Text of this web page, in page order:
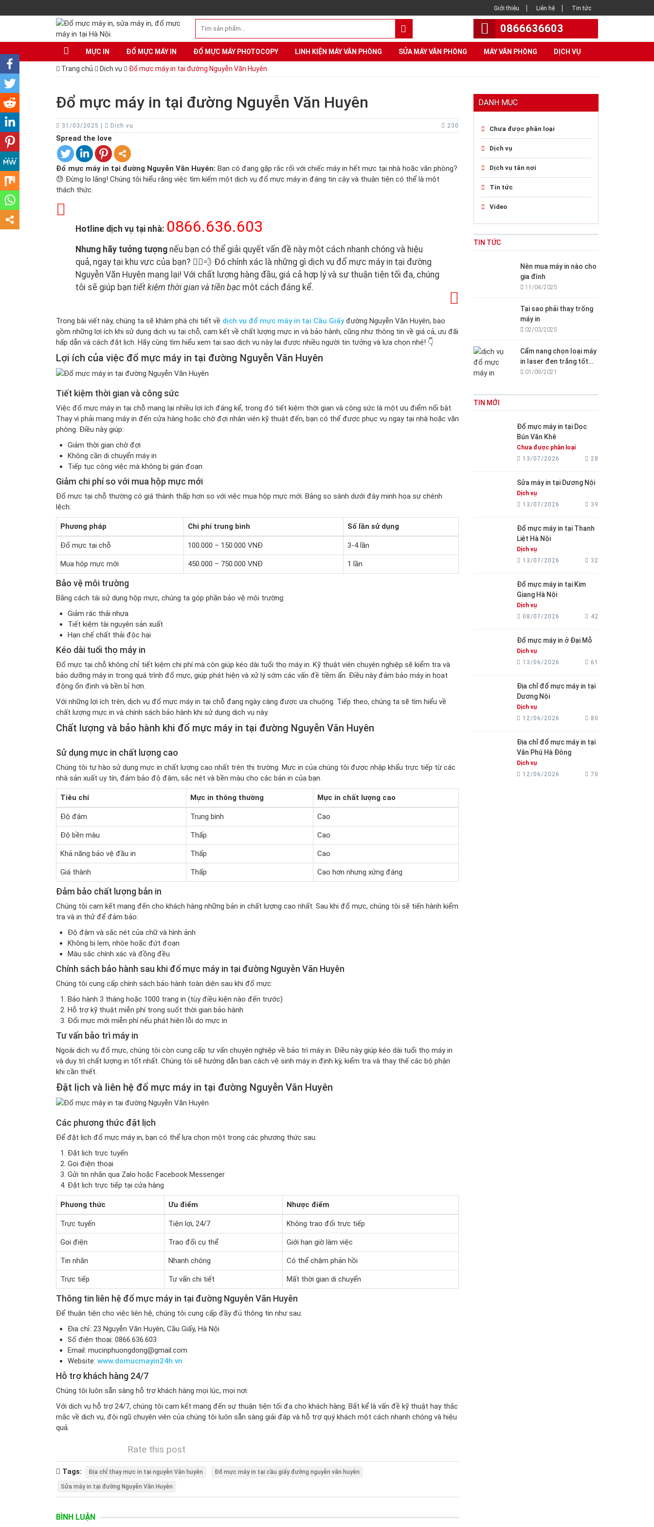
Giới thiệu Liên hệ Tin tức
0866636603
MỰC IN ĐỔ MỰC MÁY IN ĐỔ MỰC MÁY PHOTOCOPY LINH KIỆN MÁY VĂN PHÒNG SỬA MÁY VĂN PHÒNG MÁY VĂN PHÒNG DỊCH VỤ
Trang chủ Dịch vụ Đổ mực máy in tại đường Nguyễn Văn Huyên
Đổ mực máy in tại đường Nguyễn Văn Huyên
31/03/2025 | Dịch vụ 230
Spread the love
Đổ mực máy in tại đường Nguyễn Văn Huyên: Bạn có đang gặp rắc rối với chiếc máy in hết mực tại nhà hoặc văn phòng?
😓 Đừng lo lắng! Chúng tôi hiểu rằng việc tìm kiếm một dịch vụ đổ mực máy in đáng tin cậy và thuận tiện có thể là một
thách thức.
Hotline dịch vụ tại nhà: 0866.636.603
Nhưng hãy tưởng tượngnếu bạn có thể giải quyết vấn đề này một cách nhanh chóng và hiệu
quả, ngay tại khu vực của bạn? 🏃‍♂️💨 Đó chính xác là những gì dịch vụ đổ mực máy in tại đường
Nguyễn Văn Huyên mang lại! Với chất lượng hàng đầu, giá cả hợp lý và sự thuận tiện tối đa, chúng
tôi sẽ giúp bạn tiết kiệm thời gian và tiền bạcmột cách đáng kể.
Trong bài viết này, chúng ta sẽ khám phá chi tiết về dịch vụ đổ mực máy in tại Cầu Giấyđường Nguyễn Văn Huyên, bao
gồm những lợi ích khi sử dụng dịch vụ tại chỗ, cam kết về chất lượng mực in và bảo hành, cũng như thông tin về giá cả, ưu đãi
hấp dẫn và cách đặt lịch. Hãy cùng tìm hiểu xem tại sao dịch vụ này lại được nhiều người tin tưởng và lựa chọn nhé! 👇
Lợi ích của việc đổ mực máy in tại đường Nguyễn Văn Huyên
Tiết kiệm thời gian và công sức
Việc đổ mực máy in tại chỗ mang lại nhiều lợi ích đáng kể, trong đó tiết kiệm thời gian và công sức là một ưu điểm nổi bật.
Thay vì phải mang máy in đến cửa hàng hoặc chờ đợi nhân viên kỹ thuật đến, bạn có thể được phục vụ ngay tại nhà hoặc văn
phòng. Điều này giúp:
Giảm thời gian chờ đợi
Không cần di chuyển máy in
Tiếp tục công việc mà không bị gián đoạn
Giảm chi phí so với mua hộp mực mới
Đổ mực tại chỗ thường có giá thành thấp hơn so với việc mua hộp mực mới. Bảng so sánh dưới đây minh họa sự chênh
lệch:
Phương pháp Chi phí trung bình Số lần sử dụng
Đổ mực tại chỗ 100.000 – 150.000 VNĐ 3-4 lần
Mua hộp mực mới 450.000 – 750.000 VNĐ 1 lần
Bảo vệ môi trường
Bằng cách tái sử dụng hộp mực, chúng ta góp phần bảo vệ môi trường:
Giảm rác thải nhựa
Tiết kiệm tài nguyên sản xuất
Hạn chế chất thải độc hại
Kéo dài tuổi thọ máy in
Đổ mực tại chỗ không chỉ tiết kiệm chi phí mà còn giúp kéo dài tuổi thọ máy in. Kỹ thuật viên chuyên nghiệp sẽ kiểm tra và
bảo dưỡng máy in trong quá trình đổ mực, giúp phát hiện và xử lý sớm các vấn đề tiềm ẩn. Điều này đảm bảo máy in hoạt
động ổn định và bền bỉ hơn.
Với những lợi ích trên, dịch vụ đổ mực máy in tại chỗ đang ngày càng được ưa chuộng. Tiếp theo, chúng ta sẽ tìm hiểu về
chất lượng mực in và chính sách bảo hành khi sử dụng dịch vụ này.
Chất lượng và bảo hành khi đổ mực máy in tại đường Nguyễn Văn Huyên
Sử dụng mực in chất lượng cao
Chúng tôi tự hào sử dụng mực in chất lượng cao nhất trên thị trường. Mực in của chúng tôi được nhập khẩu trực tiếp từ các
nhà sản xuất uy tín, đảm bảo độ đậm, sắc nét và bền màu cho các bản in của bạn.
Tiêu chí Mực in thông thường Mực in chất lượng cao
Độ đậm Trung bình Cao
Độ bền màu Thấp Cao
Khả năng bảo vệ đầu in Thấp Cao
Giá thành Thấp Cao hơn nhưng xứng đáng
Đảm bảo chất lượng bản in
Chúng tôi cam kết mang đến cho khách hàng những bản in chất lượng cao nhất. Sau khi đổ mực, chúng tôi sẽ tiến hành kiểm
tra và in thử để đảm bảo:
Độ đậm và sắc nét của chữ và hình ảnh
Không bị lem, nhòe hoặc đứt đoạn
Màu sắc chính xác và đồng đều
Chính sách bảo hành sau khi đổ mực máy in tại đường Nguyễn Văn Huyên
Chúng tôi cung cấp chính sách bảo hành toàn diện sau khi đổ mực:
Bảo hành 3 tháng hoặc 1000 trang in (tùy điều kiện nào đến trước)
Hỗ trợ kỹ thuật miễn phí trong suốt thời gian bảo hành
Đổi mực mới miễn phí nếu phát hiện lỗi do mực in
Tư vấn bảo trì máy in
Ngoài dịch vụ đổ mực, chúng tôi còn cung cấp tư vấn chuyên nghiệp về bảo trì máy in. Điều này giúp kéo dài tuổi thọ máy in
và duy trì chất lượng in tốt nhất. Chúng tôi sẽ hướng dẫn bạn cách vệ sinh máy in định kỳ, kiểm tra và thay thế các bộ phận
khi cần thiết.
Đặt lịch và liên hệ đổ mực máy in tại đường Nguyễn Văn Huyên
Các phương thức đặt lịch
Để đặt lịch đổ mực máy in, bạn có thể lựa chọn một trong các phương thức sau:
Đặt lịch trực tuyến
Gọi điện thoại
Gửi tin nhắn qua Zalo hoặc Facebook Messenger
Đặt lịch trực tiếp tại cửa hàng
Phương thức Ưu điểm Nhược điểm
Trực tuyến Tiện lợi, 24/7 Không trao đổi trực tiếp
Gọi điện Trao đổi cụ thể Giới hạn giờ làm việc
Tin nhắn Nhanh chóng Có thể chậm phản hồi
Trực tiếp Tư vấn chi tiết Mất thời gian di chuyển
Thông tin liên hệ đổ mực máy in tại đường Nguyễn Văn Huyên
Để thuận tiện cho việc liên hệ, chúng tôi cung cấp đầy đủ thông tin như sau:
Địa chỉ: 23 Nguyễn Văn Huyên, Cầu Giấy, Hà Nội
Số điện thoại: 0866.636.603
Email: mucinphuongdong@gmail.com
Website: www.domucmayin24h.vn
Hỗ trợ khách hàng 24/7
Chúng tôi luôn sẵn sàng hỗ trợ khách hàng mọi lúc, mọi nơi:
Với dịch vụ hỗ trợ 24/7, chúng tôi cam kết mang đến sự thuận tiện tối đa cho khách hàng. Bất kể là vấn đề kỹ thuật hay thắc
mắc về dịch vụ, đội ngũ chuyên viên của chúng tôi luôn sẵn sàng giải đáp và hỗ trợ quý khách một cách nhanh chóng và hiệu
quả.
Rate this post
Tags: Địa chỉ thay mực in tại nguyễn Văn huyên Đổ mực máy in tại cầu giấy đường nguyễn văn huyên
Sửa máy in tại đường Nguyễn Văn Huyên
BÌNH LUẬN
DANH MỤC
Chưa được phân loại
Dịch vụ
Dịch vụ tân nơi
Tin tức
Video
TIN TỨC
Nên mua máy in nào cho
gia đình
11/04/2025
Tại sao phải thay trống
máy in
02/03/2025
Cẩm nang chọn loại máy
in laser đen trắng tốt
cho văn phòng, gia đình
01/09/2021
TIN MỚI
Đổ mực máy in tại Dọc
Bún Văn Khê
Chưa được phân loại
13/07/2026
28
Sửa máy in tại Dương Nội
Dịch vụ
13/07/2026
39
Đổ mực máy in tại Thanh
Liệt Hà Nội
Dịch vụ
13/07/2026
32
Đổ mực máy in tại Kim
Giang Hà Nội
Dịch vụ
08/07/2026
42
Đổ mực máy in ở Đại Mỗ
Dịch vụ
13/06/2026
61
Địa chỉ đổ mực máy in tại
Dương Nội
Dịch vụ
12/06/2026
80
Địa chỉ đổ mực máy in tại
Văn Phú Hà Đông
Dịch vụ
12/06/2026
70